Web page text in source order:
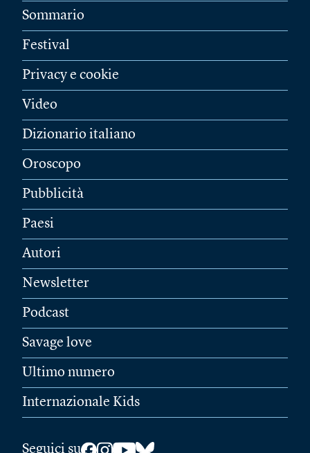
Sommario
Festival
Privacy e cookie
Video
Dizionario italiano
Oroscopo
Pubblicità
Paesi
Autori
Newsletter
Podcast
Savage love
Ultimo numero
Internazionale Kids
Seguici su